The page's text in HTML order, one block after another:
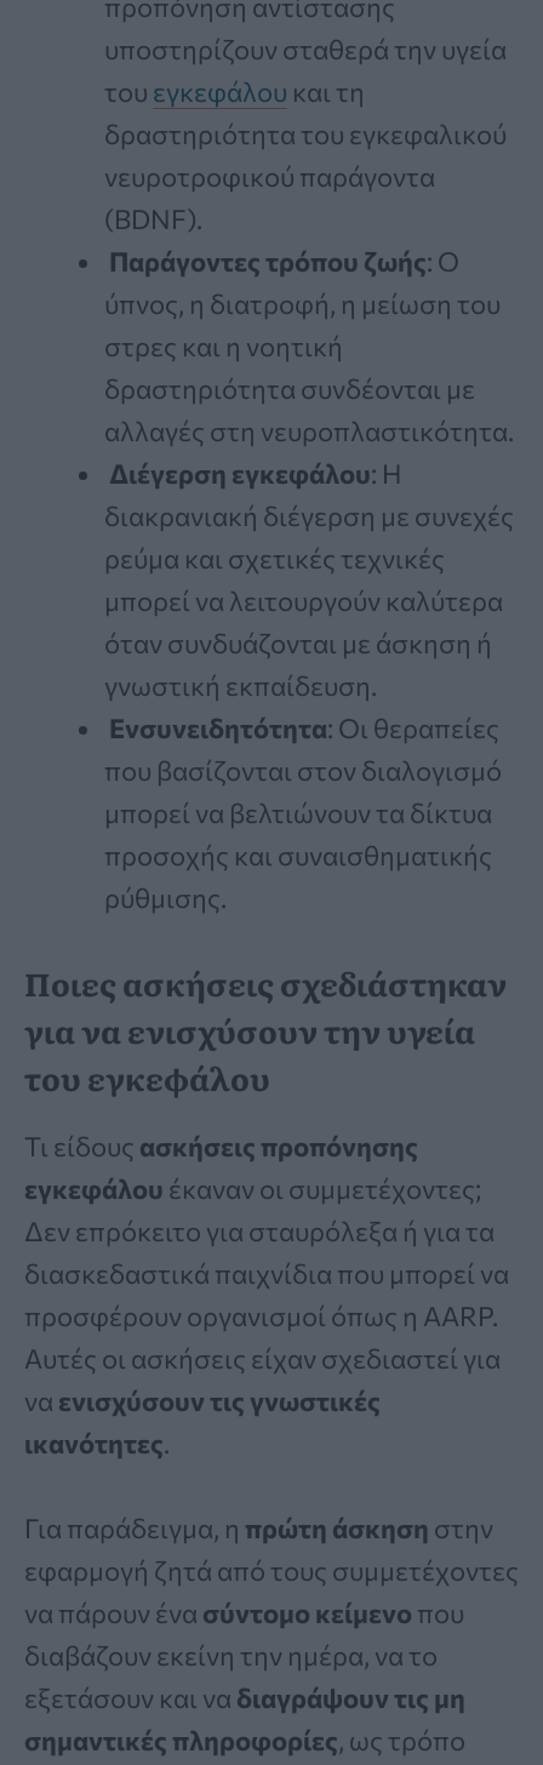
υποστηρίζουν σταθερά την υγεία
του εγκεφάλου και τη
δραστηριότητα του εγκεφαλικού
νευροτροφικού παράγοντα
(BDNF).
Παράγοντες τρόπου ζωής: Ο
ύπνος, η διατροφή, η μείωση του
στρες και η νοητική
δραστηριότητα συνδέονται με
αλλαγές στη νευροπλαστικότητα.
Διέγερση εγκεφάλου: Η
διακρανιακή διέγερση με συνεχές
ρεύμα και σχετικές τεχνικές
μπορεί να λειτουργούν καλύτερα
όταν συνδυάζονται με άσκηση ή
γνωστική εκπαίδευση.
Ενσυνειδητότητα: Οι θεραπείες
που βασίζονται στον διαλογισμό
μπορεί να βελτιώνουν τα δίκτυα
προσοχής και συναισθηματικής
ρύθμισης.
Ποιες ασκήσεις σχεδιάστηκαν
για να ενισχύσουν την υγεία
του εγκεφάλου
Τι είδους ασκήσεις προπόνησης
εγκεφάλου έκαναν οι συμμετέχοντες;
Δεν επρόκειτο για σταυρόλεξα ή για τα
διασκεδαστικά παιχνίδια που μπορεί να
προσφέρουν οργανισμοί όπως η AARP.
Αυτές οι ασκήσεις είχαν σχεδιαστεί για
να ενισχύσουν τις γνωστικές
ικανότητες.
Για παράδειγμα, η πρώτη άσκηση στην
εφαρμογή ζητά από τους συμμετέχοντες
να πάρουν ένα σύντομο κείμενο που
διαβάζουν εκείνη την ημέρα, να το
εξετάσουν και να διαγράψουν τις μη
σημαντικές πληροφορίες, ως τρόπο